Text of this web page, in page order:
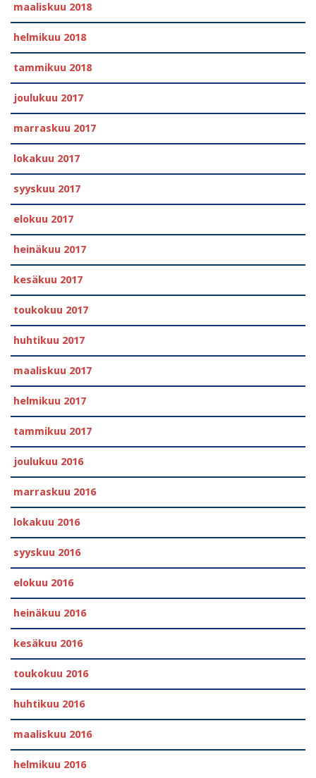
maaliskuu 2018
helmikuu 2018
tammikuu 2018
joulukuu 2017
marraskuu 2017
lokakuu 2017
syyskuu 2017
elokuu 2017
heinäkuu 2017
kesäkuu 2017
toukokuu 2017
huhtikuu 2017
maaliskuu 2017
helmikuu 2017
tammikuu 2017
joulukuu 2016
marraskuu 2016
lokakuu 2016
syyskuu 2016
elokuu 2016
heinäkuu 2016
kesäkuu 2016
toukokuu 2016
huhtikuu 2016
maaliskuu 2016
helmikuu 2016